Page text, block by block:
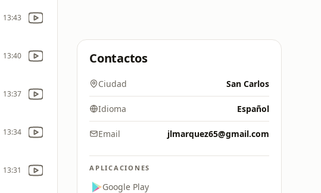
13:43
13:40
13:37
13:34
13:31
Contactos
Ciudad San Carlos
Idioma Español
Email jlmarquez65@gmail.com
APLICACIONES
Google Play